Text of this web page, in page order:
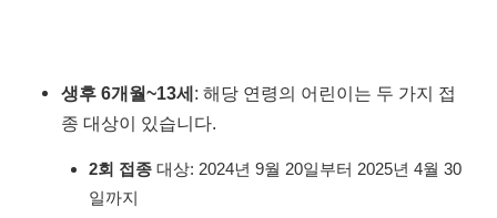
생후 6개월~13세: 해당 연령의 어린이는 두 가지 접
종 대상이 있습니다.
2회 접종 대상: 2024년 9월 20일부터 2025년 4월 30
일까지